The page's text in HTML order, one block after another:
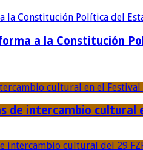
a la Constitución
de intercambio cultural